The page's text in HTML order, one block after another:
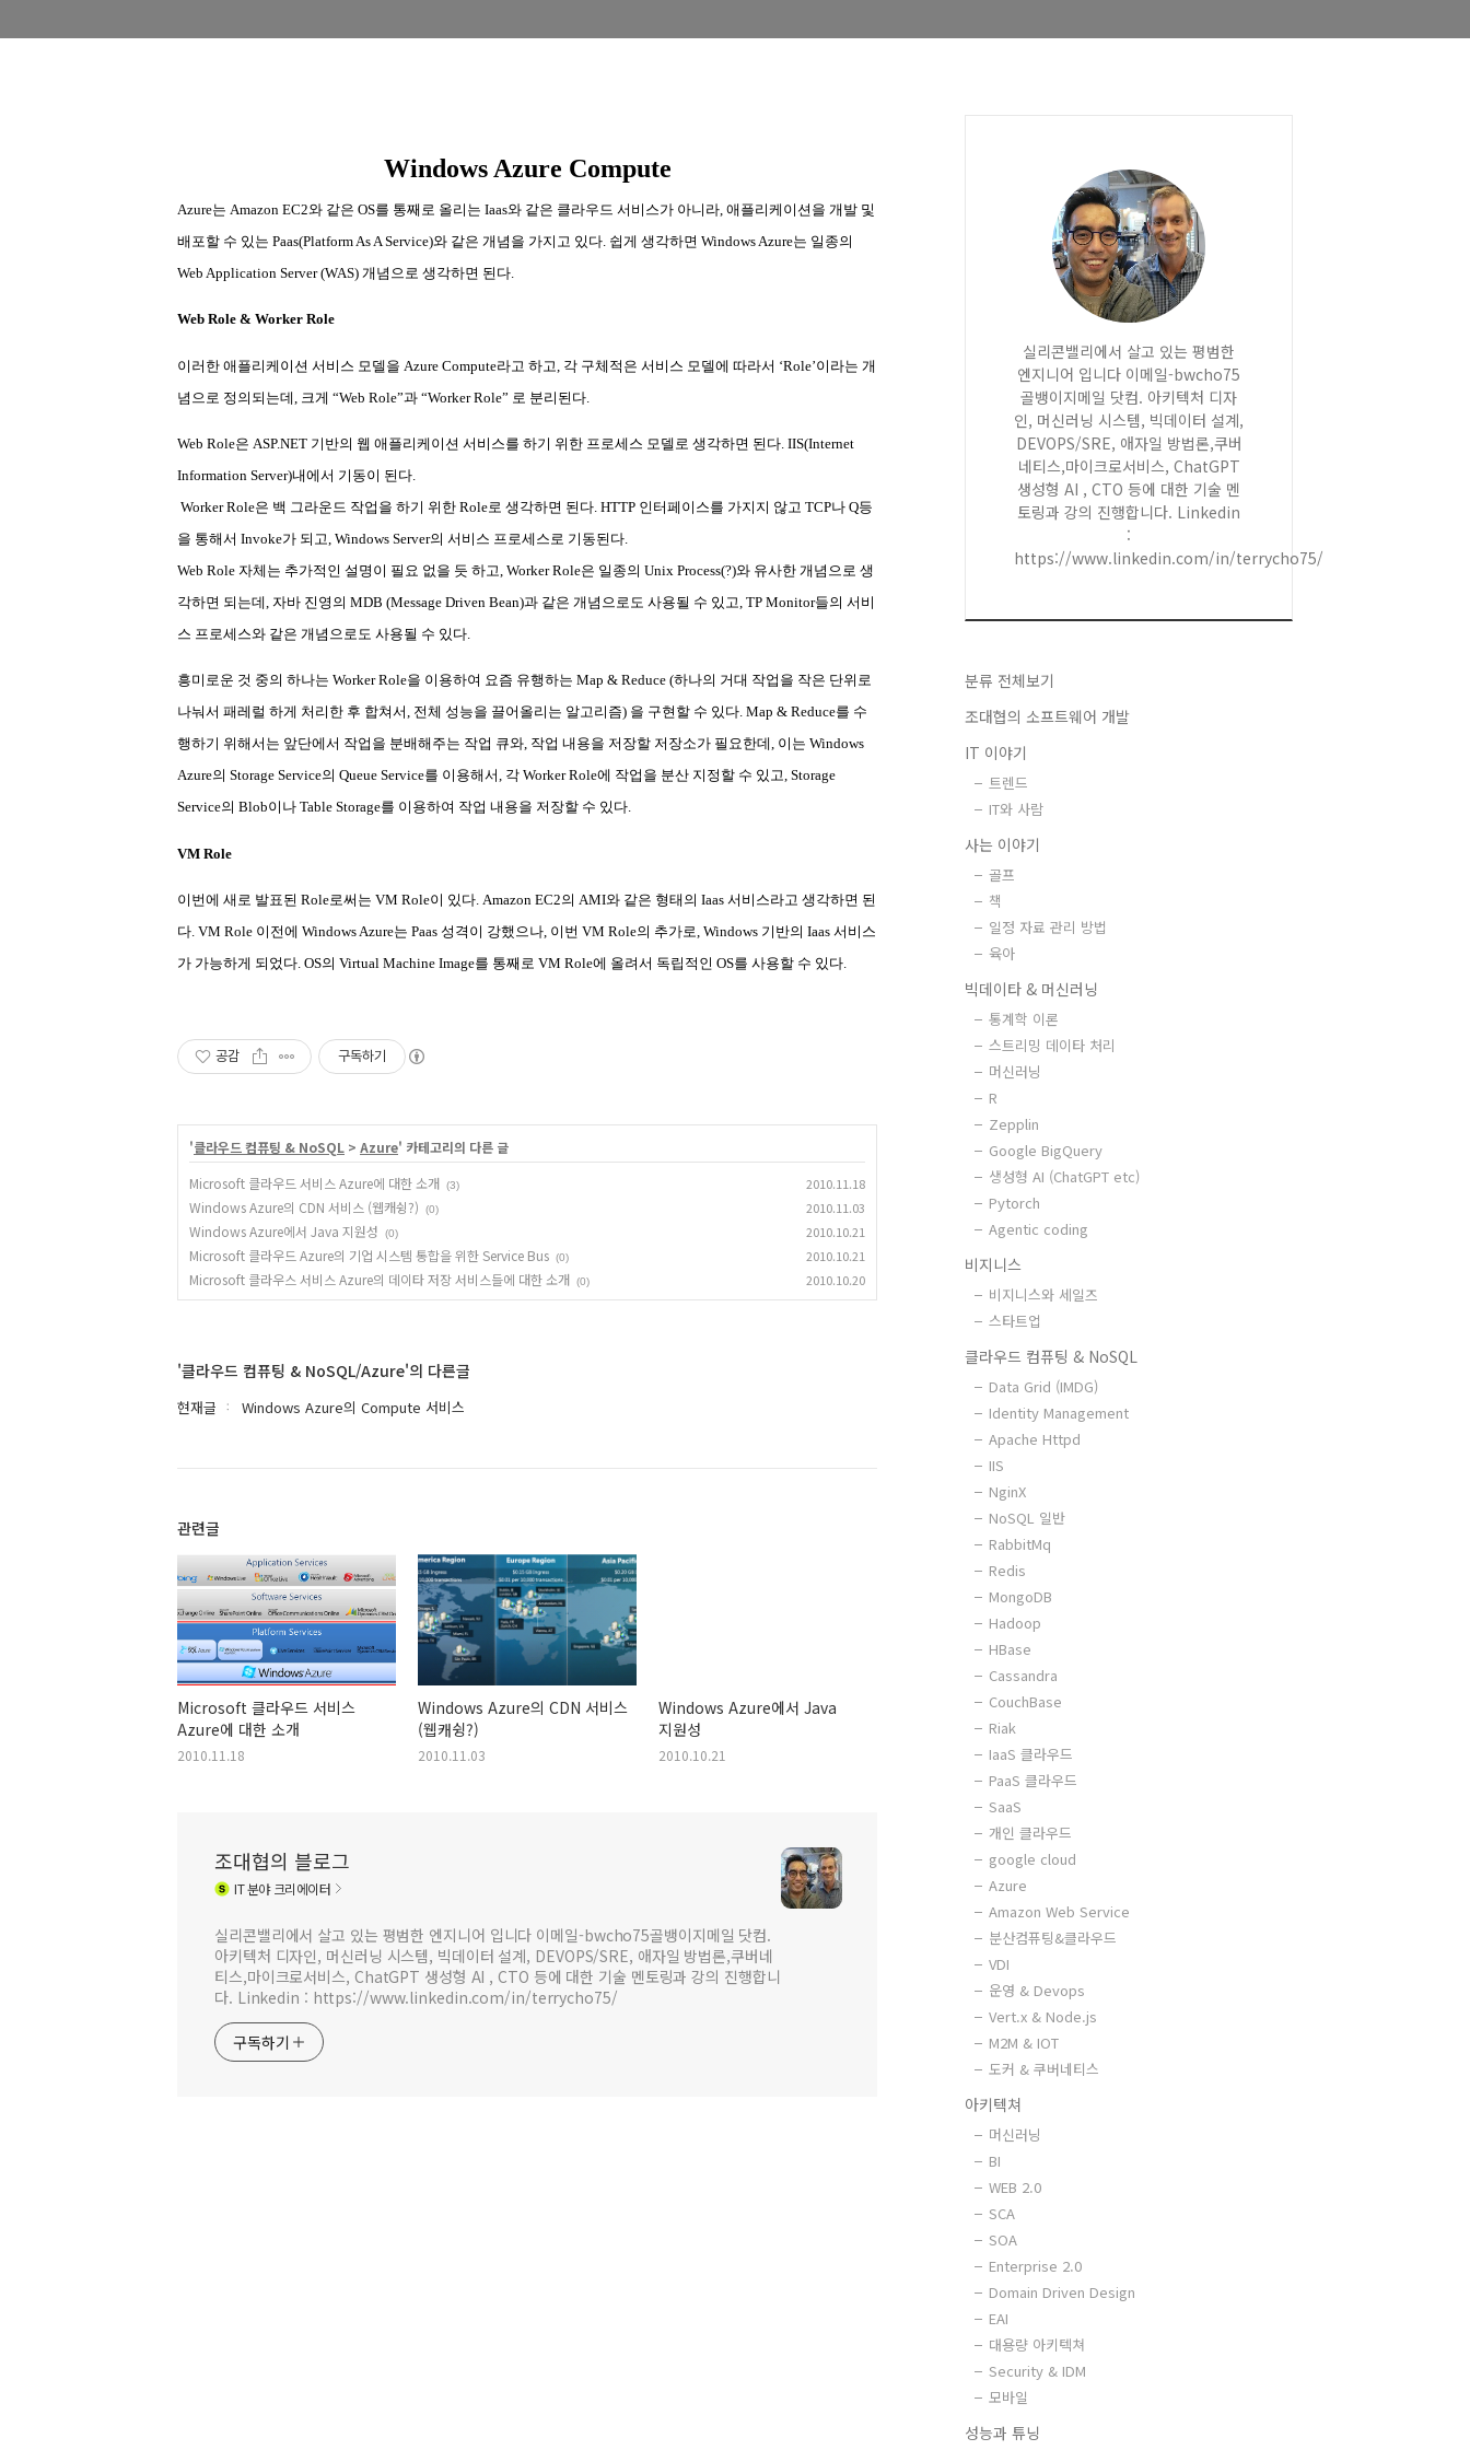
Windows Azure Compute
Azure는 Amazon EC2와 같은 OS를 통째로 올리는 Iaas와 같은 클라우드 서비스가 아니라, 애플리케이션을 개발 및
배포할 수 있는 Paas(Platform As A Service)와 같은 개념을 가지고 있다. 쉽게 생각하면 Windows Azure는 일종의
Web Application Server (WAS) 개념으로 생각하면 된다.
Web Role & Worker Role
이러한 애플리케이션 서비스 모델을 Azure Compute라고 하고 각 구체적은 서비스 모델에 따라서 ‘Role’이라는 개
념으로 정의되는데
크게 “Web Role”과 “Worker Role” 로 분리된다
Web Role은 ASP.NET 기반의 웹 애플리케이션 서비스를 하기 위한 프로세스 모델로 생각하면 된다 . IIS(Internet
Information Server)내에서 기동이 된다
Worker Role은 백 그라운드 작업을 하기 위한 Role로 생각하면 된다 . HTTP 인터페이스를 가지지 않고 TCP나 Q등
을 통해서 Invoke가 되고 , Windows Server의 서비스 프로세스로 기동된다
Web Role 자체는 추가적인 설명이 필요 없을 듯 하고 , Worker Role은 일종의 Unix Process(?)와 유사한 개념으로 생
각하면 되는데 자바 진영의 MDB (Message Driven Bean)과 같은 개념으로도 사용될 수 있고 , TP Monitor들의 서비
스 프로세스와 같은 개념으로도 사용될 수 있다
흥미로운 것 중의 하나는 Worker Role을 이용하여 요즘 유행하는 Map & Reduce (하나의 거대 작업을 작은 단위로
나눠서 패레럴 하게 처리한 후 합쳐서, 전체 성능을 끌어올리는 알고리즘) 을 구현할 수 있다. Map & Reduce를 수
행하기 위해서는 앞단에서 작업을 분배해주는 작업 큐와, 작업 내용을 저장할 저장소가 필요한데, 이는 Windows
Azure의 Storage Service의 Queue Service를 이용해서, 각 Worker Role에 작업을 분산 지정할 수 있고, Storage
Service의 Blob이나 Table Storage를 이용하여 작업 내용을 저장할 수 있다.
VM Role
이번에 새로 발표된 Role로써는 VM Role이 있다 . Amazon EC2의 AMI와 같은 형태의 Iaas 서비스라고 생각하면 된
다 . VM Role 이전에 Windows Azure는 Paas 성격이 강했으나 이번 VM Role의 추가로 , Windows 기반의 Iaas 서비스
가 가능하게 되었다 . OS의 Virtual Machine Image를 통째로 VM Role에 올려서 독립적인 OS를 사용할 수 있다
공감 구독하기
'클라우드 컴퓨팅 & NoSQL > Azure' 카테고리의 다른 글
Microsoft 클라우드 서비스 Azure에 대한 소개 (3) 2010.11.18
Windows Azure의 CDN 서비스 (웹캐슁?) (0) 2010.11.03
Windows Azure에서 Java 지원성 (0) 2010.10.21
Microsoft 클라우드 Azure의 기업 시스템 통합을 위한 Service Bus (0) 2010.10.21
Microsoft 클라우스 서비스 Azure의 데이타 저장 서비스들에 대한 소개 (0) 2010.10.20
'클라우드 컴퓨팅 & NoSQL/Azure'의 다른글
현재글 Windows Azure의 Compute 서비스
관련글
Microsoft 클라우드 서비스
Azure에 대한 소개
2010.11.18
Windows Azure의 CDN 서비스
(웹캐슁?)
2010.11.03
Windows Azure에서 Java
지원성
2010.10.21
조대협의 블로그
IT분야 크리에이터
실리콘밸리에서 살고 있는 평범한 엔지니어 입니다 이메일-bwcho75골뱅이지메일 닷컴.
아키텍처 디자인, 머신러닝 시스템, 빅데이터 설계, DEVOPS/SRE, 애자일 방법론,쿠버네
티스,마이크로서비스, ChatGPT 생성형 AI , CTO 등에 대한 기술 멘토링과 강의 진행합니
다. Linkedin : https://www.linkedin.com/in/terrycho75/
구독하기
실리콘밸리에서 살고 있는 평범한
엔지니어 입니다 이메일-bwcho75
골뱅이지메일 닷컴. 아키텍처 디자
인, 머신러닝 시스템, 빅데이터 설계,
DEVOPS/SRE, 애자일 방법론,쿠버
네티스,마이크로서비스, ChatGPT
생성형 AI , CTO 등에 대한 기술 멘
토링과 강의 진행합니다. Linkedin
:
https://www.linkedin.com/in/terrycho75/
분류 전체보기
조대협의 소프트웨어 개발
IT 이야기
트렌드
IT와 사람
사는 이야기
골프
책
일정 자료 관리 방법
육아
빅데이타 & 머신러닝
통계학 이론
스트리밍 데이타 처리
머신러닝
R
Zepplin
Google BigQuery
생성형 AI (ChatGPT etc)
Pytorch
Agentic coding
비지니스
비지니스와 세일즈
스타트업
클라우드 컴퓨팅 & NoSQL
Data Grid (IMDG)
Identity Management
Apache Httpd
IIS
NginX
NoSQL 일반
RabbitMq
Redis
MongoDB
Hadoop
HBase
Cassandra
CouchBase
Riak
IaaS 클라우드
PaaS 클라우드
SaaS
개인 클라우드
google cloud
Azure
Amazon Web Service
분산컴퓨팅&클라우드
VDI
운영 & Devops
Vert.x & Node.js
M2M & IOT
도커 & 쿠버네티스
아키텍쳐
머신러닝
BI
WEB 2.0
SCA
SOA
Enterprise 2.0
Domain Driven Design
EAI
대용량 아키텍쳐
Security & IDM
모바일
성능과 튜닝